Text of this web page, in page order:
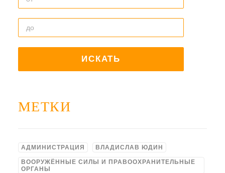
МЕТКИ
АДМИНИСТРАЦИЯ ВЛАДИСЛАВ ЮДИН
ВООРУЖЁННЫЕ СИЛЫ И ПРАВООХРАНИТЕЛЬНЫЕ
ОРГАНЫ